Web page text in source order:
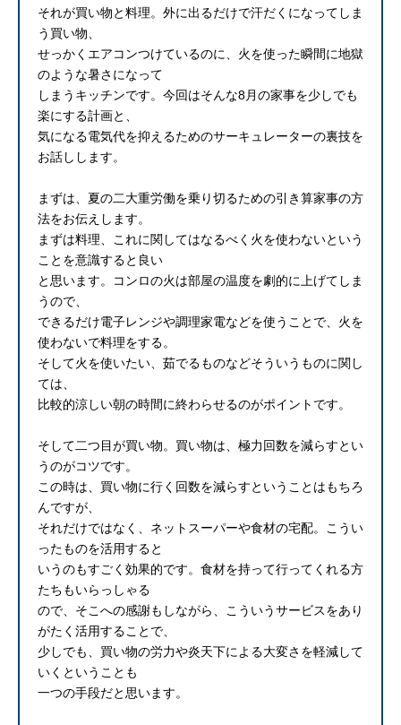
それが買い物と料理。外に出るだけで汗だくになってしま
う買い物、
せっかくエアコンつけているのに、火を使った瞬間に地獄
のような暑さになって
しまうキッチンです。今回はそんな8月の家事を少しでも
楽にする計画と、
気になる電気代を抑えるためのサーキュレーターの裏技を
お話しします。
まずは、夏の二大重労働を乗り切るための引き算家事の方
法をお伝えします。
まずは料理、これに関してはなるべく火を使わないという
ことを意識すると良い
と思います。コンロの火は部屋の温度を劇的に上げてしま
うので、
できるだけ電子レンジや調理家電などを使うことで、火を
使わないで料理をする。
そして火を使いたい、茹でるものなどそういうものに関し
ては、
比較的涼しい朝の時間に終わらせるのがポイントです。
そして二つ目が買い物。買い物は、極力回数を減らすとい
うのがコツです。
この時は、買い物に行く回数を減らすということはもちろ
んですが、
それだけではなく、ネットスーパーや食材の宅配。こうい
ったものを活用すると
いうのもすごく効果的です。食材を持って行ってくれる方
たちもいらっしゃる
ので、そこへの感謝もしながら、こういうサービスをあり
がたく活用することで、
少しでも、買い物の労力や炎天下による大変さを軽減して
いくということも
一つの手段だと思います。